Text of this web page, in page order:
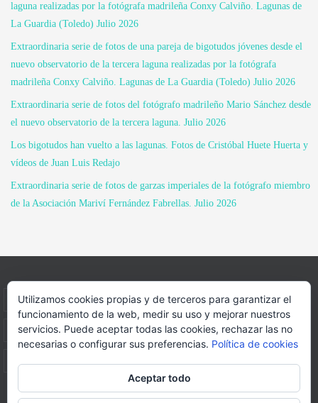
laguna realizadas por la fotógrafa madrileña Conxy Calviño. Lagunas de
La Guardia (Toledo) Julio 2026
Extraordinaria serie de fotos de una pareja de bigotudos jóvenes desde el
nuevo observatorio de la tercera laguna realizadas por la fotógrafa
madrileña Conxy Calviño. Lagunas de La Guardia (Toledo) Julio 2026
Extraordinaria serie de fotos del fotógrafo madrileño Mario Sánchez desde
el nuevo observatorio de la tercera laguna. Julio 2026
Los bigotudos han vuelto a las lagunas. Fotos de Cristóbal Huete Huerta y
vídeos de Juan Luis Redajo
Extraordinaria serie de fotos de garzas imperiales de la fotógrafo miembro
de la Asociación Mariví Fernández Fabrellas. Julio 2026
INICIO INFORMACIÓN ASOCIACION
SUS HABITANTES FOTOS VIDEOS BLOG
Página web realizada porFORMACION WEBS Y MULTIMEDIA
Utilizamos cookies propias y de terceros para garantizar el
funcionamiento de la web, medir su uso y mejorar nuestros
servicios. Puede aceptar todas las cookies, rechazar las no
necesarias o configurar sus preferencias. Política de cookies
Aceptar todo